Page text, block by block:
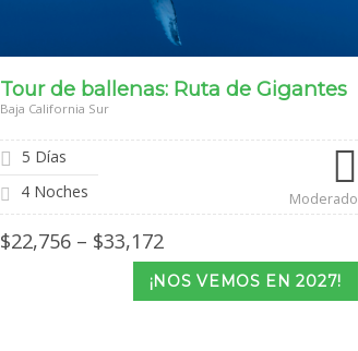
Tour de ballenas: Ruta de Gigantes
Baja California Sur
5 Días
4 Noches
Moderado
$22,756 – $33,172Price
range:
$22,756
through
¡NOS VEMOS EN 2027!